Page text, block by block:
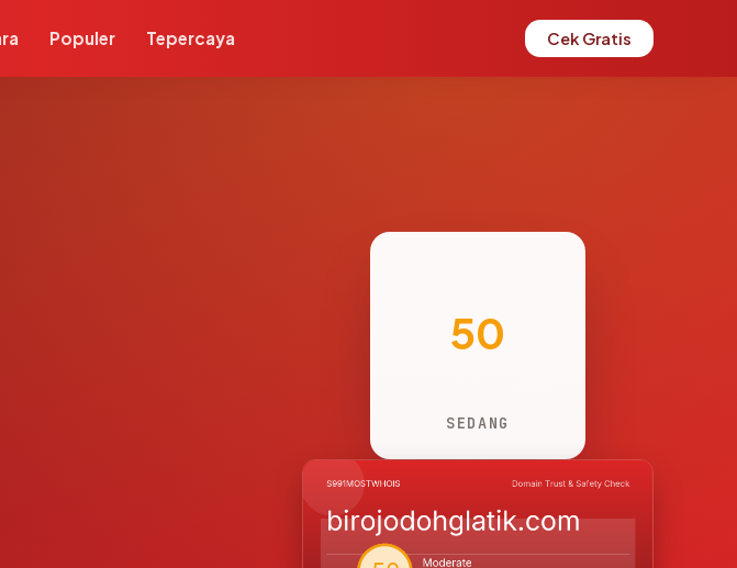
Populer Tepercaya Cek Gratis
50
SEDANG